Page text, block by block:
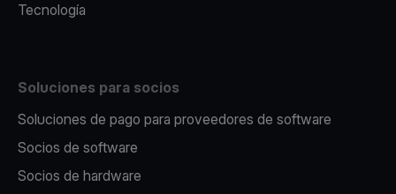
Tecnología
Soluciones para socios
Soluciones de pago para proveedores de software
Socios de software
Socios de hardware